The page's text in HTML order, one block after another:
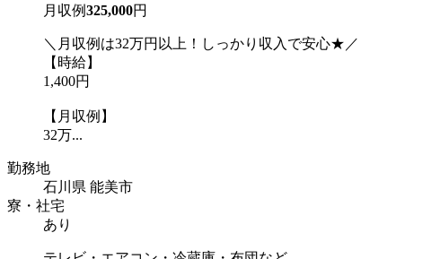
月収例325,000円
＼月収例は32万円以上！しっかり収入で安心★／
【時給】
1,400円
【月収例】
32万...
勤務地
石川県 能美市
寮・社宅
あり